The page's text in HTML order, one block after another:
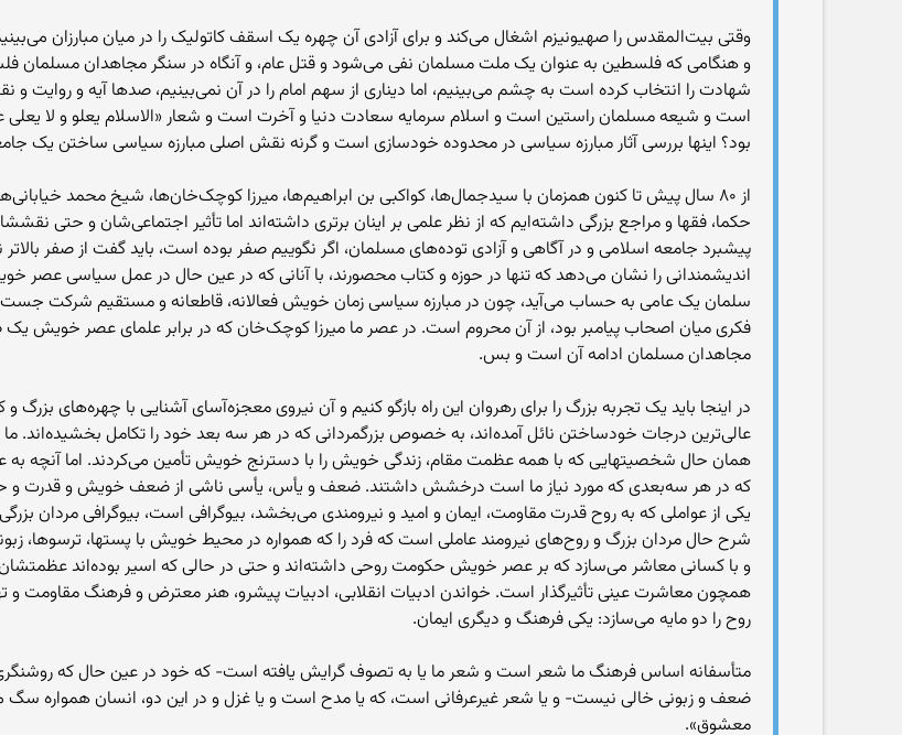
وقتی بیت‌المقدس را صهیونیزم اشغال می‌کند و برای آزادی آن چهره یک اسقف کاتولیک را در میان مبارزان
و هنگامی که فلسطین به عنوان یک ملت مسلمان نفی می‌شود و قتل عام، و آنگاه در سنگر مجاهدان مسلمان
شهادت را انتخاب کرده است به چشم می‌بینیم، اما دیناری از سهم امام را در آن نمی‌بینیم، صدها آیه و
است و شیعه مسلمان راستین است و اسلام سرمایه سعادت دنیا و آخرت است و شعار «الاسلام یعلو و لا
بود؟ اینها بررسی آثار مبارزه سیاسی در محدوده خودسازی است و گرنه نقش اصلی مبارزه سیاسی ساختن یک
از ۸۰ سال پیش تا کنون همزمان با سیدجمال‌ها، کواکبی بن ابراهیم‌ها، میرزا کوچک‌خان‌ها، شیخ محمد
حکما، فقها و مراجع بزرگی داشته‌ایم که از نظر علمی بر اینان برتری داشته‌اند اما تأثیر اجتماعی‌شان و حتی
پیشبرد جامعه اسلامی و در آگاهی و آزادی توده‌های مسلمان، اگر نگوییم صفر بوده است، باید گفت از صفر
اندیشمندانی را نشان می‌دهد که تنها در حوزه و کتاب محصورند، با آنانی که در عین حال در عمل سیاسی عصر
سلمان یک عامی به حساب می‌آید، چون در مبارزه سیاسی زمان خویش فعالانه، قاطعانه و مستقیم شرکت
فکری میان اصحاب پیامبر بود، از آن محروم است. در عصر ما میرزا کوچک‌خان که در برابر علمای عصر خویش یک
مجاهدان مسلمان ادامه آن است و بس.
در اینجا باید یک تجربه بزرگ را برای رهروان این راه بازگو کنیم و آن نیروی معجزه‌آسای آشنایی با چهره‌های
عالی‌ترین درجات خودساختن نائل آمده‌اند، به خصوص بزرگمردانی که در هر سه بعد خود را تکامل بخشیده‌اند. ما
همان حال شخصیتهایی که با همه عظمت مقام، زندگی خویش را با دسترنج خویش تأمین می‌کردند. اما آنچه به
که در هر سه‌بعدی که مورد نیاز ما است درخشش داشتند. ضعف و یأس، یأسی ناشی از ضعف خویش و قدرت و
یکی از عواملی که به روح قدرت مقاومت، ایمان و امید و نیرومندی می‌بخشد، بیوگرافی است، بیوگرافی مردان
شرح حال مردان بزرگ و روح‌های نیرومند عاملی است که فرد را که همواره در محیط خویش با پستها، ترسوها،
و با کسانی معاشر می‌سازد که بر عصر خویش حکومت روحی داشته‌اند و حتی در حالی که اسیر بوده‌اند
همچون معاشرت عینی تأثیرگذار است. خواندن ادبیات انقلابی، ادبیات پیشرو، هنر معترض و فرهنگ مقاومت و
روح را دو مایه می‌سازد: یکی فرهنگ و دیگری ایمان.
متأسفانه اساس فرهنگ ما شعر است و شعر ما یا به تصوف گرایش یافته است- که خود در عین حال که
ضعف و زبونی خالی نیست- و یا شعر غیرعرفانی است، که یا مدح است و یا غزل و در این دو، انسان
معشوق».